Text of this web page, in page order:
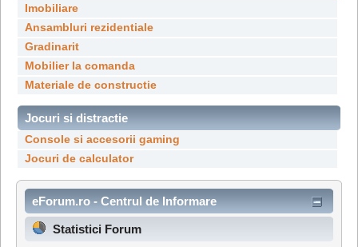
Imobiliare
Ansambluri rezidentiale
Gradinarit
Mobilier la comanda
Materiale de constructie
Jocuri si distractie
Console si accesorii gaming
Jocuri de calculator
eForum.ro - Centrul de Informare
Statistici Forum